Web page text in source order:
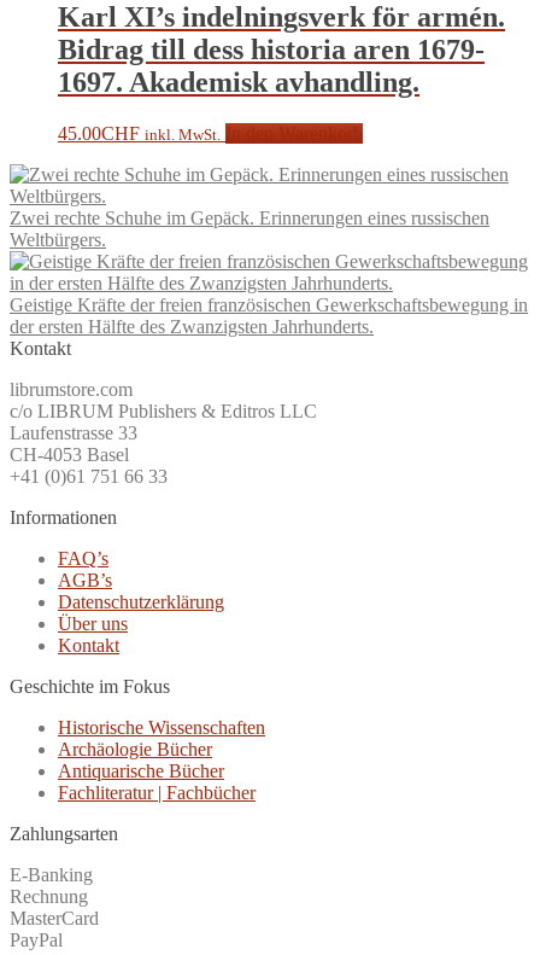
Karl XI’s indelningsverk för armén.
Bidrag till dess historia aren 1679-
1697. Akademisk avhandling.
45.00CHF inkl. MwSt.
Zwei rechte Schuhe im Gepäck. Erinnerungen eines russischen
Weltbürgers.
Geistige Kräfte der freien französischen Gewerkschaftsbewegung in
der ersten Hälfte des Zwanzigsten Jahrhunderts.
Kontakt
librumstore.com
c/o LIBRUM Publishers & Editros LLC
Laufenstrasse 33
CH-4053 Basel
+41 (0)61 751 66 33
Informationen
FAQ’s
AGB’s
Datenschutzerklärung
Über uns
Kontakt
Geschichte im Fokus
Historische Wissenschaften
Archäologie Bücher
Antiquarische Bücher
Fachliteratur | Fachbücher
Zahlungsarten
E-Banking
Rechnung
MasterCard
PayPal